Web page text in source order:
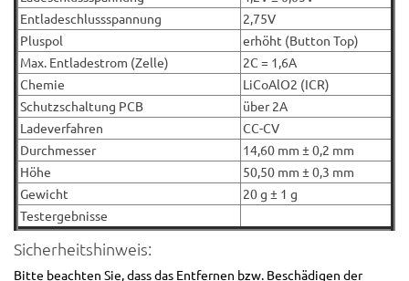
Entladeschlussspannung
2,75V
Pluspol
erhöht (Button Top)
Max. Entladestrom (Zelle)
2C = 1,6A
Chemie
LiCoAlO2 (ICR)
Schutzschaltung PCB
über 2A
Ladeverfahren
CC-CV
Durchmesser
14,60 mm ± 0,2 mm
Höhe
50,50 mm ± 0,3 mm
Gewicht
20 g ± 1 g
Testergebnisse
Sicherheitshinweis:
Bitte beachten Sie, dass das Entfernen bzw. Beschädigen der